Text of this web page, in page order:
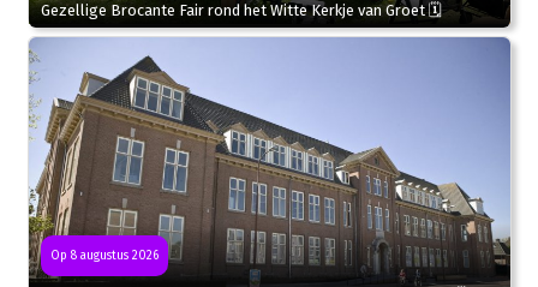
Gezellige Brocante Fair rond het Witte Kerkje van Groet 🗓
Op 8 augustus 2026